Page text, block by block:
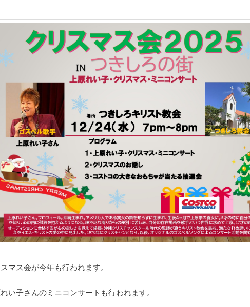
マス会が今年も行われます。
れい子さんのミニコンサートも行われます。